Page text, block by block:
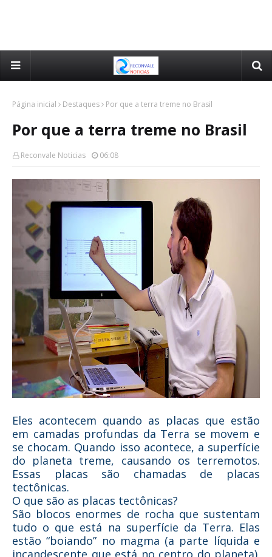
Página inicial Destaques Por que a terra treme no Brasil
Por que a terra treme no Brasil
Reconvale Noticias 06:08
Eles acontecem quando as placas que estão
em camadas profundas da Terra se movem e
se chocam. Quando isso acontece, a superfície
do planeta treme, causando os terremotos.
Essas placas são chamadas de placas
tectônicas.
O que são as placas tectônicas?
São blocos enormes de rocha que sustentam
tudo o que está na superfície da Terra. Elas
estão “boiando” no magma (a parte líquida e
incandescente que está no centro do planeta).